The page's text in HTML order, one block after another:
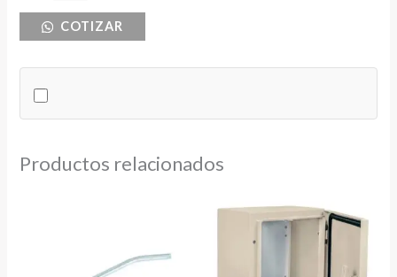
OJO
cantidad
COTIZAR
Productos relacionados